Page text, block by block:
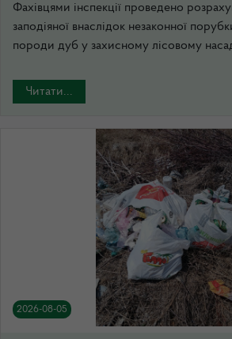
Фахівцями інспекції проведено
заподіяної внаслідок незаконної
породи дуб у захисному лісовому
Читати...
2026-08-05